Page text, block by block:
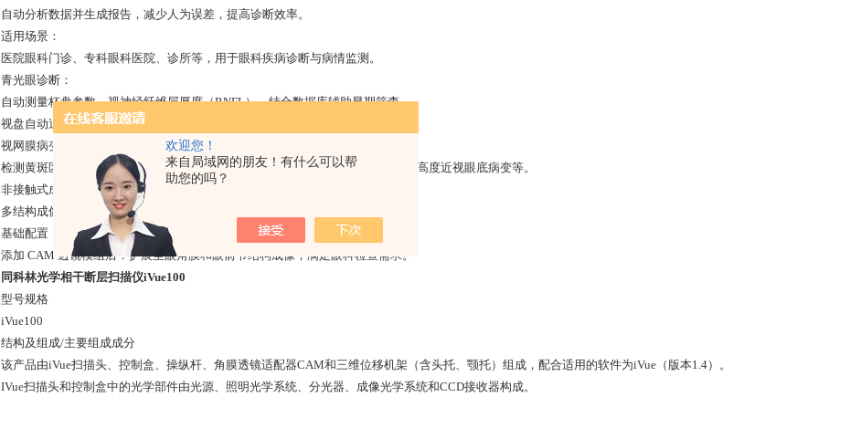
欢迎您！
来自局域网的朋友！有什么可以帮
助您的吗？
自动分析数据并生成报告，减少人为误差，提高诊断效率。
适用场景：
医院眼科门诊、专科眼科医院、诊所等，用于眼科疾病诊断与病情监测。
青光眼诊断：
自动测量杯盘参数、视神经纤维层厚度（RNFL），结合数据库辅助早期筛查。
视盘自动追踪技术提升分析准确性，优化青光眼管理效率。
视网膜病变检测：
检测黄斑区、视网膜神经纤维层等组织形态变化，辅助诊断糖尿病视网膜病变、高度近视眼底病变等。
非接触式成像减少患者不适，尤其适合儿童及敏感人群。
多结构成像能力：
基础配置：视网膜、视神经纤维层、视盘成像与测量。
添加 CAM 透镜模组后：扩展至眼角膜和眼前节结构成像，满足眼科检查需求。
同科林光学相干断层扫描仪iVue100
型号规格
iVue100
结构及组成/主要组成成分
该产品由iVue扫描头、控制盒、操纵杆、角膜透镜适配器CAM和三维位移机架（含头托、颚托）组成，配合适用的软件为iVue（版本1.4）。
IVue扫描头和控制盒中的光学部件由光源、照明光学系统、分光器、成像光学系统和CCD接收器构成。